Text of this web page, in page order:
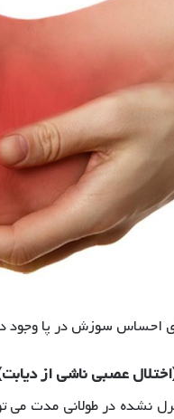
احساس سوزش در پا وجود
عصبی ناشی از
نشده در طولانی مدت